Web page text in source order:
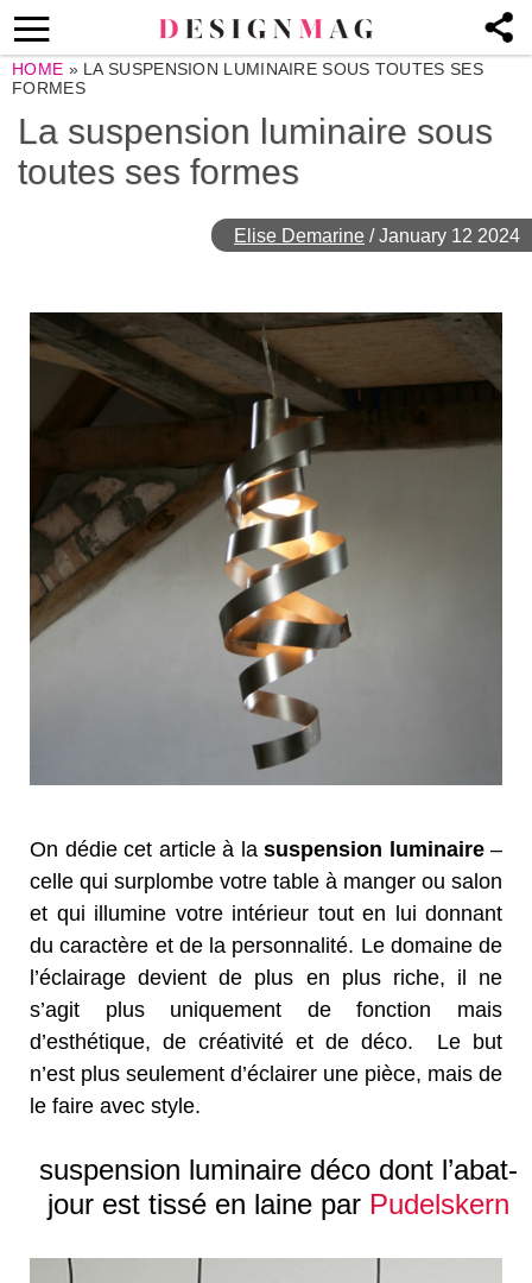
HOME » LA SUSPENSION LUMINAIRE SOUS TOUTES SES
FORMES
La suspension luminaire sous
toutes ses formes
Elise Demarine /January 12 2024
On dédie cet article à la suspension luminaire–
celle qui surplombe votre table à manger ou salon
et qui illumine votre intérieur tout en lui donnant
du caractère et de la personnalité. Le domaine de
l’éclairage devient de plus en plus riche, il ne
s’agit plus uniquement de fonction mais
d’esthétique, de créativité et de déco. Le but
n’est plus seulement d’éclairer une pièce, mais de
le faire avec style.
suspension luminaire déco dont l’abat-
jour est tissé en laine par Pudelskern